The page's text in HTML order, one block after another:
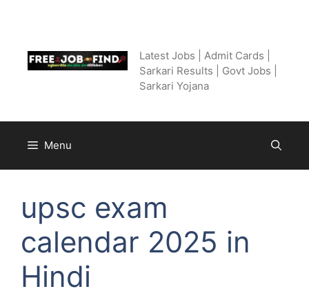
Latest Jobs | Admit Cards |
Sarkari Results | Govt Jobs |
Sarkari Yojana
Menu
upsc exam
calendar 2025 in
Hindi